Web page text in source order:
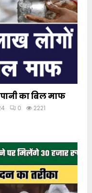
का बिल माफ
0 2221